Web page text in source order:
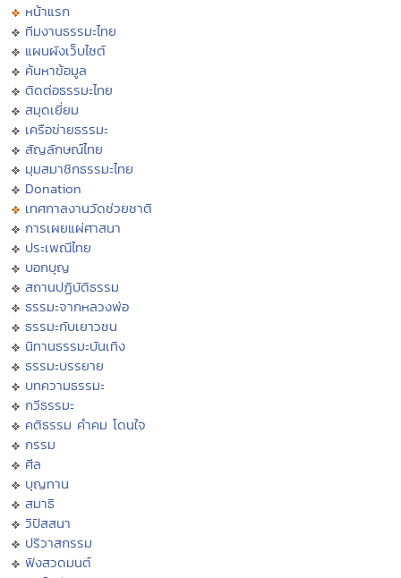
หน้าแรก
ทีมงานธรรมะไทย
แผนผังเว็บไซต์
ค้นหาข้อมูล
ติดต่อธรรมะไทย
สมุดเยี่ยม
เครือข่ายธรรมะ
สัญลักษณ์ไทย
มุมสมาชิกธรรมะไทย
Donation
เทศกาลงานวัดช่วยชาติ
การเผยแผ่ศาสนา
ประเพณีไทย
บอกบุญ
สถานปฏิบัติธรรม
ธรรมะจากหลวงพ่อ
ธรรมะกับเยาวชน
นิทานธรรมะบันเทิง
ธรรมะบรรยาย
บทความธรรมะ
กวีธรรมะ
คติธรรม คำคม โดนใจ
กรรม
ศีล
บุญทาน
สมาธิ
วิปัสสนา
ปริวาสกรรม
ฟังสวดมนต์